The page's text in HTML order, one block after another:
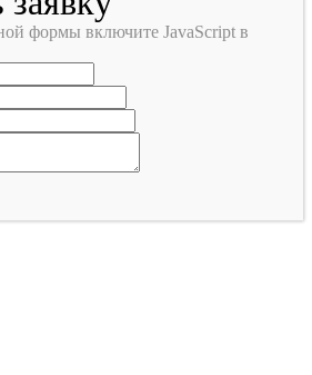
формы включите JavaScript в